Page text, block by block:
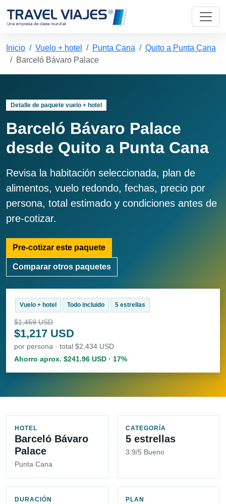
Inicio Vuelo + hotel Punta Cana
Quito a Punta Cana
Barceló Bávaro Palace
Detalle de paquete vuelo + hotel
Barceló Bávaro Palace
desde Quito a Punta Cana
Revisa la habitación seleccionada, plan de
alimentos, vuelo redondo, fechas, precio por
persona, total estimado y condiciones antes de
pre-cotizar.
Pre-cotizar este paquete
Comparar otros paquetes
Vuelo + hotel Todo incluido 5 estrellas
$1,459 USD
$1,217 USD
por persona · total $2,434 USD
Ahorro aprox. $241.96 USD · 17%
HOTEL
Barceló Bávaro
Palace
Punta Cana
CATEGORÍA
5 estrellas
3.9/5 Bueno
DURACIÓN PLAN